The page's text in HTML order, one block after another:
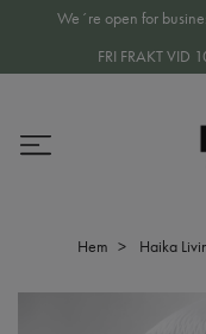
We´re open for
FRI FRAKT VID
Hem Haika